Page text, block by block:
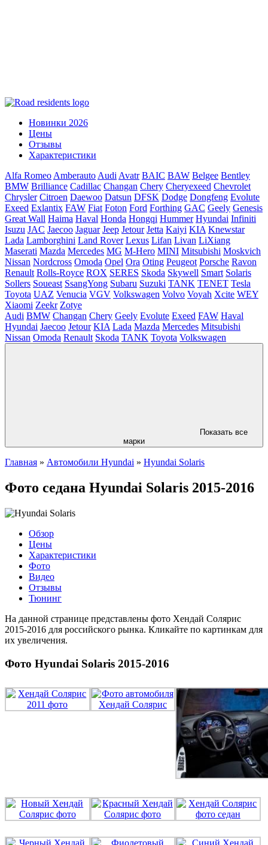
Новинки 2026
Цены
Отзывы
Характеристики
Alfa Romeo Amberauto Audi Avatr BAIC BAW Belgee Bentley
BMW Brilliance Cadillac Changan Chery Cheryexeed Chevrolet
Chrysler Citroen Daewoo Datsun DFSK Dodge Dongfeng Evolute
Exeed Exlantix FAW Fiat Foton Ford Forthing GAC Geely Genesis
Great Wall Haima Haval Honda Hongqi Hummer Hyundai Infiniti
Isuzu JAC Jaecoo Jaguar Jeep Jetour Jetta Kaiyi KIA Knewstar
Lada Lamborghini Land Rover Lexus Lifan Livan LiXiang
Maserati Mazda Mercedes MG M-Hero MINI Mitsubishi Moskvich
Nissan Nordcross Omoda Opel Ora Oting Peugeot Porsche Ravon
Renault Rolls-Royce ROX SERES Skoda Skywell Smart Solaris
Sollers Soueast SsangYong Subaru Suzuki TANK TENET Tesla
Toyota UAZ Venucia VGV Volkswagen Volvo Voyah Xcite WEY
Xiaomi Zeekr Zotye
Audi BMW Changan Chery Geely Evolute Exeed FAW Haval
Hyundai Jaecoo Jetour KIA Lada Mazda Mercedes Mitsubishi
Nissan Omoda Renault Skoda TANK Toyota Volkswagen
Показать все
марки
Главная » Автомобили Hyundai » Hyundai Solaris
Фото седана Hyundai Solaris 2015-2016
Обзор
Цены
Характеристики
Фото
Видео
Отзывы
Тюнинг
На данной странице представлены фото Хендай Солярис
2015-2016 для российского рынка. Кликайте по картинкам для
их увеличения.
Фото Hyundai Solaris 2015-2016